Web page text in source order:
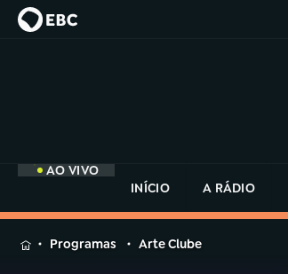
AO VIVO
INÍCIO
A RÁDIO
MENUProgramas Arte Clube